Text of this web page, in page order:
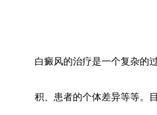
白癜风的治疗是一个复杂的
积、患者的个体差异等等。